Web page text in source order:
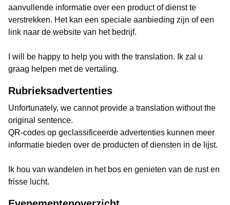
aanvullende informatie over een product of dienst te
verstrekken. Het kan een speciale aanbieding zijn of een
link naar de website van het bedrijf.
I will be happy to help you with the translation. Ik zal u
graag helpen met de vertaling.
Rubrieksadvertenties
Unfortunately, we cannot provide a translation without the
original sentence.
QR-codes op geclassificeerde advertenties kunnen meer
informatie bieden over de producten of diensten in de lijst.
Ik hou van wandelen in het bos en genieten van de rust en
frisse lucht.